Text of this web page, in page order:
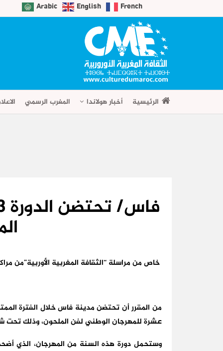
Arabic English French
الرئيسية أخبار هولاندا المغرب الرسمي
خاص من مراسلة “الثقافة المغربية الأوربية”من
من المقرر أن تحتضن مدينة فاس خلال الفترة
عشرة للمهرجان الوطني لفن الملحون، وذلك تحت
وستحمل دورة هذه السنة من المهرجان، الذي